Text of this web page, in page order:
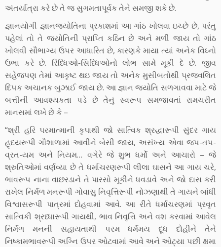
અંતર્યાત્રા કરે છે તે જ સુગમતાપૂર્વક તેને સમજી શકે છે.
જ્ઞાનયોગી જ્ઞાનજ્યોતિના પ્રકાશમાં આ ગાંઠ ખોલવા ઇચ્‍છે છે, પરંતુ
પહેલાં તો તે જ્યોતિની પ્રાપ્‍તિ કઠિન છે અને મળી જાય તો ગાંઠ
ખોલવી સૌભાગ્‍ય ઉ૫ર આધારિત છે, કારણકે માયા ત્‍યાં અનેક વિઘ્નો
ઉભા કરે છે. રિધ્‍ધિઓ-સિધ્‍ધિઓનો લોભ સામે મૂકી દે છે. જીવ
સહેજ૫ણ તેમાં આકૃષ્‍ટ થઇ જાય તો અનેક મુસીબતોથી પ્રજ્વલિત
દિ૫ક અચાનક બુઝાઈ જાય છે. આ જ્ઞાન જ્યોતિ સળગાવવા માટે જે
બત્તીની આવશ્યકતા ૫ડે છે તેનું સ્‍વરૂ૫ સમજાવતાં રામચરીત
માનસમાં લખે છે કે –
“શ્રી હરિ પરમાત્‍માની કૃપાથી જો સાત્‍વિક શ્રદ્ધારૂપી સુંદર ગાય
હૃદયરૂપી ગૌશાળામાં આવીને બેસી જાય, અસંખ્‍ય એવા જ૫-ત૫-
વ્રત-યમ અને નિયમ… વગેરે જે શુભ ધર્મો અને આચારો – જે
શ્રુતિઓમાં વર્ણવ્‍યા છે તે ધર્માચરણરૂપી લીલા ઘાસને આ ગાય ચરે,
ભાવરૂ૫ નાના વાછરડાને તે પારસો મૂકીને ધવડાવે અને જો દાસ કરી
રાખેલ નિર્મળ મનરૂપી ગોવાસુ નિવૃત્તિરૂપી નોઝણાથી તે ગાયને બાંધી
વિશ્વાસરૂપી પાત્રમાં દોહવામાં આવે. આ રીતે ધર્માચરણમાં પ્રવૃત
સાત્‍વિકી શ્રધ્‍ધારૂપી ગાયથી, ભાવ નિવૃત્તિ અને વશ કરવામાં આવેલ
નિર્મળ મનની સહાયતાથી ૫રમ ધર્મમય દૂધ દોહીને તેને
નિષ્‍કામભાવરૂપી અગ્‍નિ ઉ૫ર ઓટવામાં આવે અને ઓટ્યા ૫છી ક્ષમા